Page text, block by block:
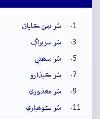
سُر يمن ڪلياڻ
سُر سريراڳ
سُر سھڻي
سُر ڪيڏارو
سُر معذوري
سُر ڪوھياري